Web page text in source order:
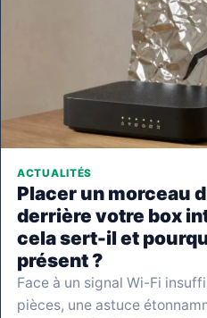
ACTUALITÉS
Placer un morceau
derrière votre box
cela sert-il et
présent ?
Face à un signal Wi-Fi
pièces, une astuce